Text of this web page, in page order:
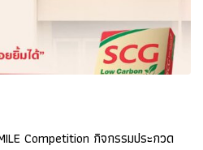
Competition กิจกรรมประกวด